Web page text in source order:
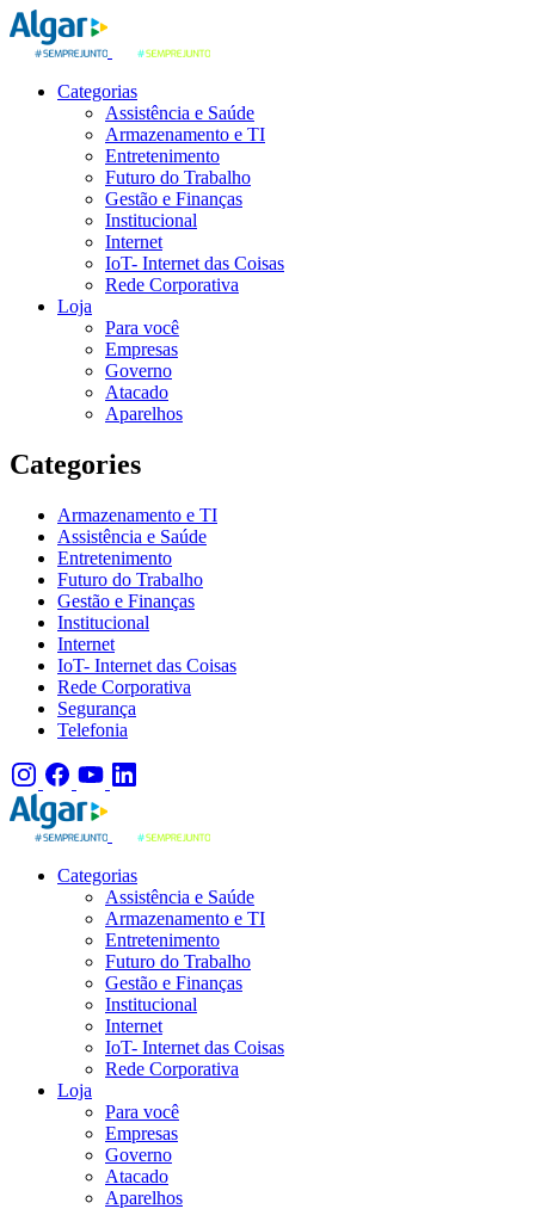
Categorias
Assistência e Saúde
Armazenamento e TI
Entretenimento
Futuro do Trabalho
Gestão e Finanças
Institucional
Internet
IoT- Internet das Coisas
Rede Corporativa
Loja
Para você
Empresas
Governo
Atacado
Aparelhos
Categories
Armazenamento e TI
Assistência e Saúde
Entretenimento
Futuro do Trabalho
Gestão e Finanças
Institucional
Internet
IoT- Internet das Coisas
Rede Corporativa
Segurança
Telefonia
Categorias
Assistência e Saúde
Armazenamento e TI
Entretenimento
Futuro do Trabalho
Gestão e Finanças
Institucional
Internet
IoT- Internet das Coisas
Rede Corporativa
Loja
Para você
Empresas
Governo
Atacado
Aparelhos